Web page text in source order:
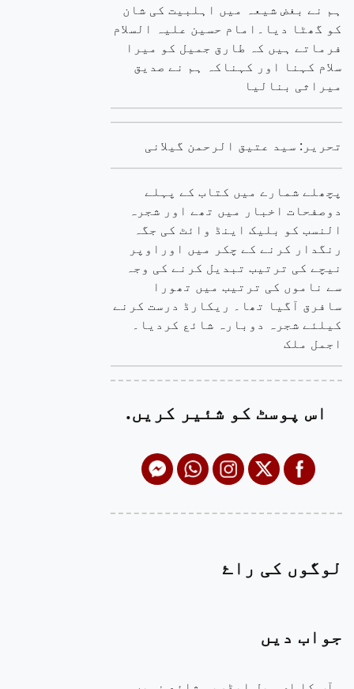
ہم نے بغض شیعہ میں اہلبیت کی شان
کو گھٹا دیا۔امام حسین علیہ السلام
فرماتے ہیں کہ طارق جمیل کو میرا
سلام کہنا اور کہناکہ ہم نے صدیق
میراثی بنالیا
تحریر: سید عتیق الرحمن گیلانی
پچھلے شمارے میں کتاب کے پہلے
دوصفحات اخبار میں تھے اور شجرہ
النسب کو بلیک اینڈ وائٹ کی جگہ
رنگدار کرنے کے چکر میں اوراوپر
نیچے کی ترتیب تبدیل کرنے کی وجہ
سے ناموں کی ترتیب میں تھورا
سافرق آگیا تھا۔ ریکارڈ درست کرنے
کیلئے شجرہ دوبارہ شائع کردیا۔
اجمل ملک
اس پوسٹ کو شئیر کریں.
لوگوں کی راۓ
جواب دیں